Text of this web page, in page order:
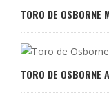
TORO DE OSBORNE
TORO DE OSBORNE